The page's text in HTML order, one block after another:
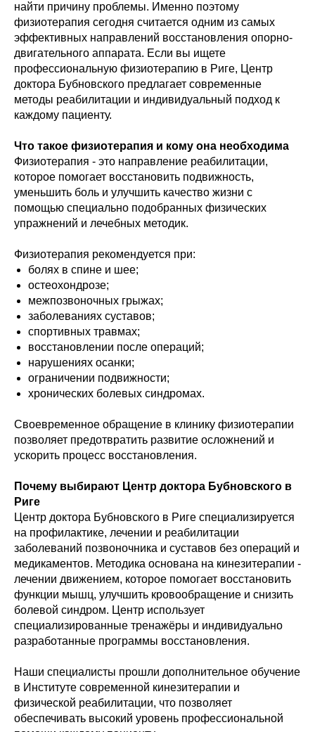
найти причину проблемы. Именно поэтому
физиотерапия сегодня считается одним из самых
эффективных направлений восстановления опорно-
двигательного аппарата. Если вы ищете
профессиональную физиотерапию в Риге, Центр
доктора Бубновского предлагает современные
методы реабилитации и индивидуальный подход к
каждому пациенту.
Что такое физиотерапия и кому она необходима
Физиотерапия - это направление реабилитации,
которое помогает восстановить подвижность,
уменьшить боль и улучшить качество жизни с
помощью специально подобранных физических
упражнений и лечебных методик.
Физиотерапия рекомендуется при:
болях в спине и шее;
остеохондрозе;
межпозвоночных грыжах;
заболеваниях суставов;
спортивных травмах;
восстановлении после операций;
нарушениях осанки;
ограничении подвижности;
хронических болевых синдромах.
Своевременное обращение в клинику физиотерапии
позволяет предотвратить развитие осложнений и
ускорить процесс восстановления.
Почему выбирают Центр доктора Бубновского в
Риге
Центр доктора Бубновского в Риге специализируется
на профилактике, лечении и реабилитации
заболеваний позвоночника и суставов без операций и
медикаментов. Методика основана на кинезитерапии -
лечении движением, которое помогает восстановить
функции мышц, улучшить кровообращение и снизить
болевой синдром. Центр использует
специализированные тренажёры и индивидуально
разработанные программы восстановления.
Наши специалисты прошли дополнительное обучение
в Институте современной кинезитерапии и
физической реабилитации, что позволяет
обеспечивать высокий уровень профессиональной